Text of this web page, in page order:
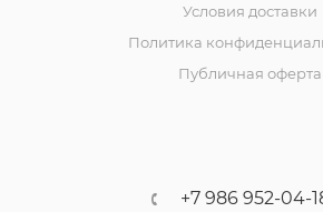
Условия доставки
Политика
Публичная оферта
+7 986 952-04-